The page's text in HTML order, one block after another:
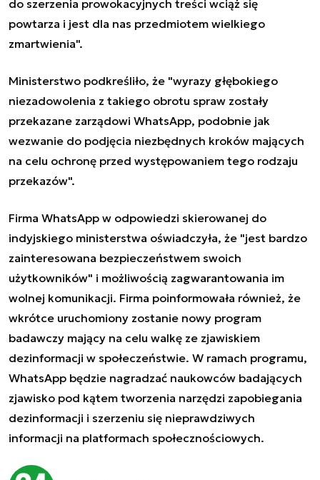
do szerzenia prowokacyjnych treści wciąż się
powtarza i jest dla nas przedmiotem wielkiego
zmartwienia".
Ministerstwo podkreśliło, że "wyrazy głębokiego
niezadowolenia z takiego obrotu spraw zostały
przekazane zarządowi WhatsApp, podobnie jak
wezwanie do podjęcia niezbędnych kroków mających
na celu ochronę przed występowaniem tego rodzaju
przekazów".
Firma WhatsApp w odpowiedzi skierowanej do
indyjskiego ministerstwa oświadczyła, że "jest bardzo
zainteresowana bezpieczeństwem swoich
użytkowników" i możliwością zagwarantowania im
wolnej komunikacji. Firma poinformowała również, że
wkrótce uruchomiony zostanie nowy program
badawczy mający na celu walkę ze zjawiskiem
dezinformacji w społeczeństwie. W ramach programu,
WhatsApp będzie nagradzać naukowców badających
zjawisko pod kątem tworzenia narzędzi zapobiegania
dezinformacji i szerzeniu się nieprawdziwych
informacji na platformach społecznościowych.